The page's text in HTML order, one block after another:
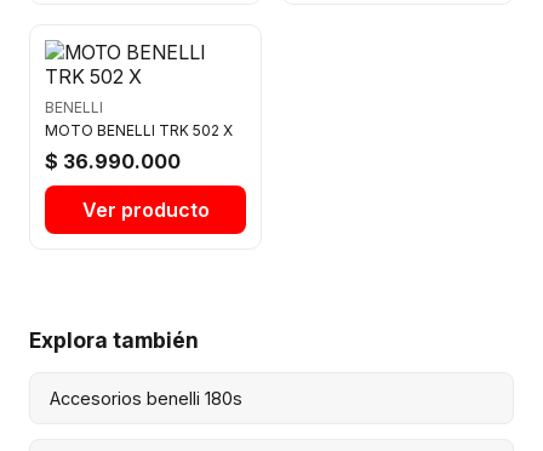
BENELLI
MOTO BENELLI TRK 502 X
$ 36.990.000
Ver producto
Explora también
Accesorios benelli 180s